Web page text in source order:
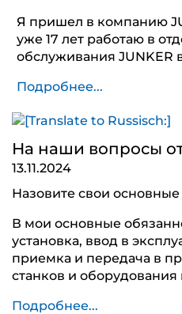
Я пришел в компанию
уже 17 лет работаю в
обслуживания JUNKER
Подробнее...
На наши вопросы
13.11.2024
Назовите свои
В мои основные
установка, ввод в
приемка и передача в
станков и
Подробнее...